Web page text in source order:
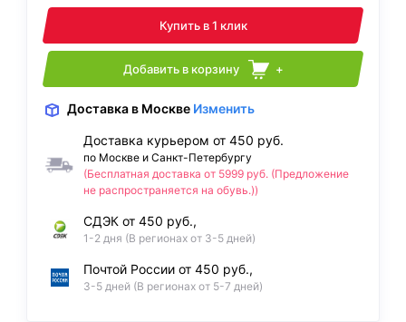
Купить в 1 клик
Добавить в корзину +
Доставка в Москве Изменить
Доставка курьером от 450 руб.
по Москве и Санкт-Петербургу
(Бесплатная доставка от 5999 руб. (Предложение
не распространяется на обувь.))
СДЭК от 450 руб.,
1-2 дня (В регионах от 3-5 дней)
Почтой России от 450 руб.,
3-5 дней (В регионах от 5-7 дней)